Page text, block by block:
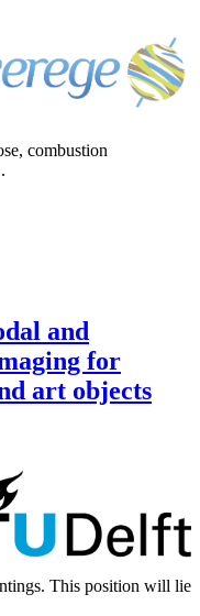
combustion
and
for
art objects
This position will lie